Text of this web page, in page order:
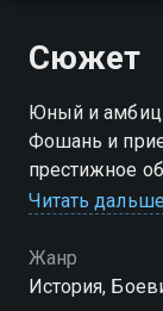
Сюжет
Юный и
Фошань и
престижное
Он надеется
испытание.
Читать
Жанр
История,